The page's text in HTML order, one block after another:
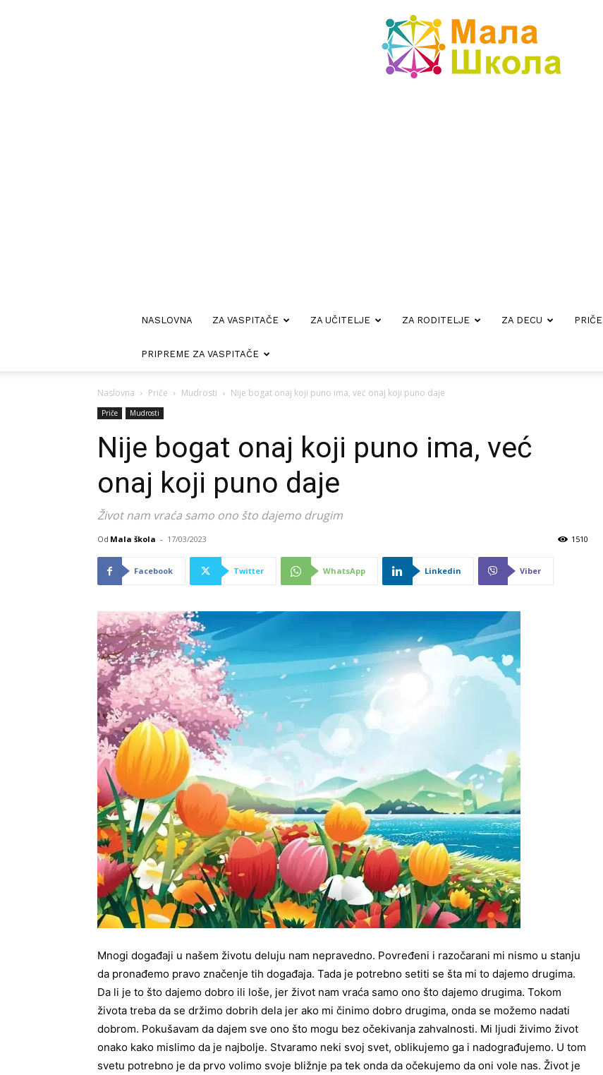
NASLOVNA ZA VASPITAČE ZA UČITELJE ZA RODITELJE ZA DECU PRIČE
PRIPREME ZA VASPITAČE
Naslovna Priče Mudrosti Nije bogat onaj koji puno ima, već onaj koji puno daje
Priče Mudrosti
Nije bogat onaj koji puno ima, već
onaj koji puno daje
Život nam vraća samo ono što dajemo drugim
Od Mala škola - 17/03/2023 1510
Facebook Twitter WhatsApp Linkedin Viber
Mnogi događaji u našem životu deluju nam nepravedno. Povređeni i razočarani mi nismo u stanju
da pronađemo pravo značenje tih događaja. Tada je potrebno setiti se šta mi to dajemo drugima.
Da li je to što dajemo dobro ili loše, jer život nam vraća samo ono što dajemo drugima. Tokom
života treba da se držimo dobrih dela jer ako mi činimo dobro drugima, onda se možemo nadati
dobrom. Pokušavam da dajem sve ono što mogu bez očekivanja zahvalnosti. Mi ljudi živimo život
onako kako mislimo da je najbolje. Stvaramo neki svoj svet, oblikujemo ga i nadograđujemo. U tom
svetu potrebno je da prvo volimo svoje bližnje pa tek onda da očekujemo da oni vole nas. Život je